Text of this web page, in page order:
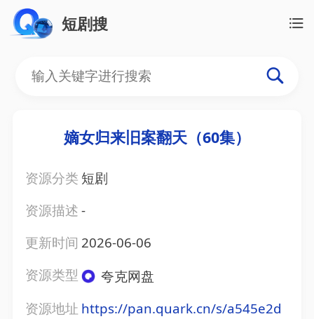
短剧搜
嫡女归来旧案翻天（60集）
资源分类 短剧
资源描述-
更新时间 2026-06-06
资源类型
夸克网盘
资源地址 https://pan.quark.cn/s/a545e2d